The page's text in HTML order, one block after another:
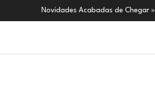
Novidades Acabadas de Chegar »